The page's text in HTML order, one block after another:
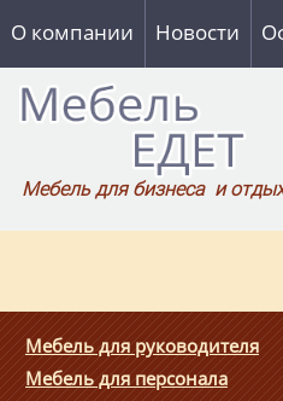
О компании Новости
Мебель для бизнеса и
Мебель для руководителя
Мебель для персонала